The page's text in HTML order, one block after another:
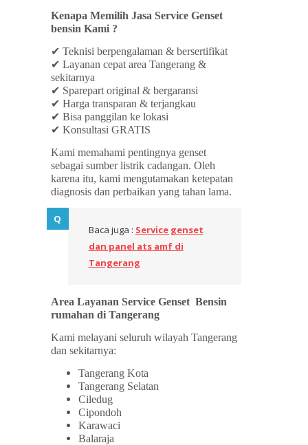
Kenapa Memilih Jasa Service Genset
bensin Kami ?
✔ Teknisi berpengalaman & bersertifikat
✔ Layanan cepat area Tangerang &
sekitarnya
✔ Sparepart original & bergaransi
✔ Harga transparan & terjangkau
✔ Bisa panggilan ke lokasi
✔ Konsultasi GRATIS
Kami memahami pentingnya genset
sebagai sumber listrik cadangan. Oleh
karena itu, kami mengutamakan ketepatan
diagnosis dan perbaikan yang tahan lama.
Baca juga : Service genset
dan panel ats amf di
Tangerang
Area Layanan Service Genset Bensin
rumahan di Tangerang
Kami melayani seluruh wilayah Tangerang
dan sekitarnya:
Tangerang Kota
Tangerang Selatan
Ciledug
Cipondoh
Karawaci
Balaraja